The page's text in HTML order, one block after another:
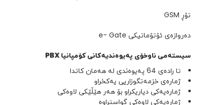
تۆڕ GSM
دەروازەی ئۆتۆماتیکی e- Gate
سیستەمی ناوخۆی پەیوەندیەکانی کۆمپانیا PBX
تا رادەی 64 پەیوەندی لە هەمان کاتدا
ژمارەی خزمەتگوزاریی یەکخراو
ژمارەیەکی دیاریکراو بۆ هەر هێڵێکی لاوەکی
ژمارەیەکی لاوەکی گواستراوە